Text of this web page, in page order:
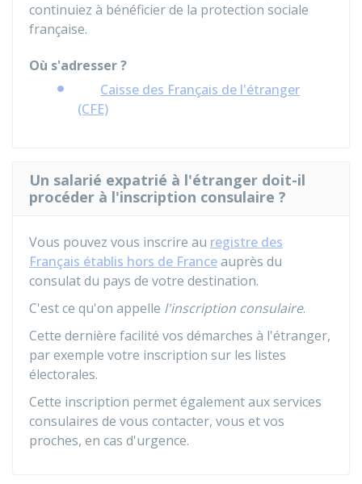
continuiez à bénéficier de la protection sociale
française.
Où s'adresser ?
Caisse des Français de l'étranger
(CFE)
Un salarié expatrié à l'étranger doit-il
procéder à l'inscription consulaire ?
Vous pouvez vous inscrire au registre des
Français établis hors de Franceauprès du
consulat du pays de votre destination.
C'est ce qu'on appelle l'inscription consulaire.
Cette dernière facilité vos démarches à l'étranger,
par exemple votre inscription sur les listes
électorales.
Cette inscription permet également aux services
consulaires de vous contacter, vous et vos
proches, en cas d'urgence.